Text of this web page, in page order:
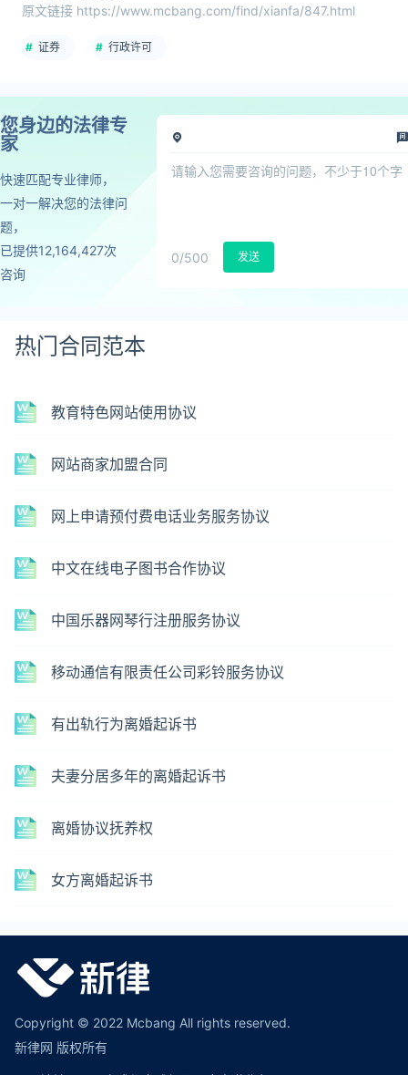
原文链接 https://www.mcbang.com/find/xianfa/847.html
证券 行政许可
您身边的法律专
家
快速匹配专业律师，
一对一解决您的法律问
题，
已提供12,164,427次
咨询
0/500 发送
热门合同范本
教育特色网站使用协议
网站商家加盟合同
网上申请预付费电话业务服务协议
中文在线电子图书合作协议
中国乐器网琴行注册服务协议
移动通信有限责任公司彩铃服务协议
有出轨行为离婚起诉书
夫妻分居多年的离婚起诉书
离婚协议抚养权
女方离婚起诉书
Copyright © 2022 Mcbang All rights reserved.
新律网 版权所有